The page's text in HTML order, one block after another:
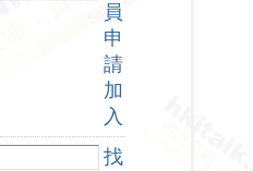
員
申
請
加
入
找